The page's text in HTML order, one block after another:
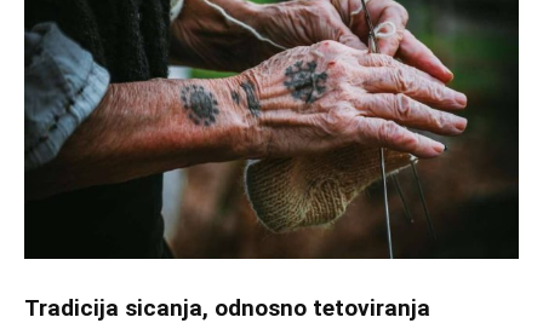
Tradicija sicanja, odnosno tetoviranja